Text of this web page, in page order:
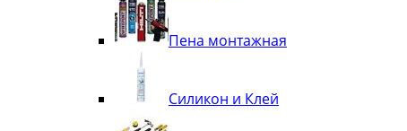
Пена монтажная
Силикон и Клей